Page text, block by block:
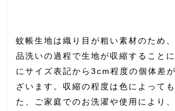
蚊帳生地は織り目が粗い素材のため
品洗いの過程で生地が収縮すること
にサイズ表記から3cm程度の個体差
ざいます。収縮の程度は色によって
た、ご家庭でのお洗濯や使用により